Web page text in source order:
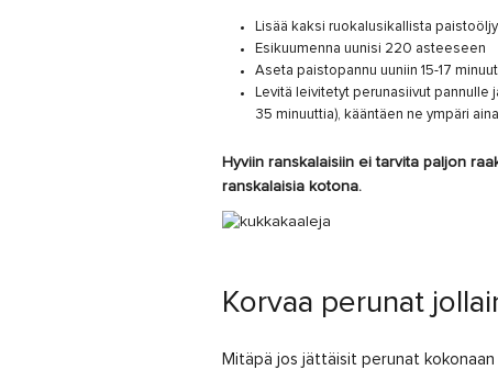
Lisää kaksi ruokalusikallista
Esikuumenna uunisi 220 asteeseen
Aseta paistopannu uuniin 15-17
Levitä leivitetyt perunasiivut pannulle
35 minuuttia), kääntäen ne ympäri
Hyviin ranskalaisiin ei tarvita paljon
ranskalaisia kotona.
Korvaa perunat
Mitäpä jos jättäisit perunat kokonaan